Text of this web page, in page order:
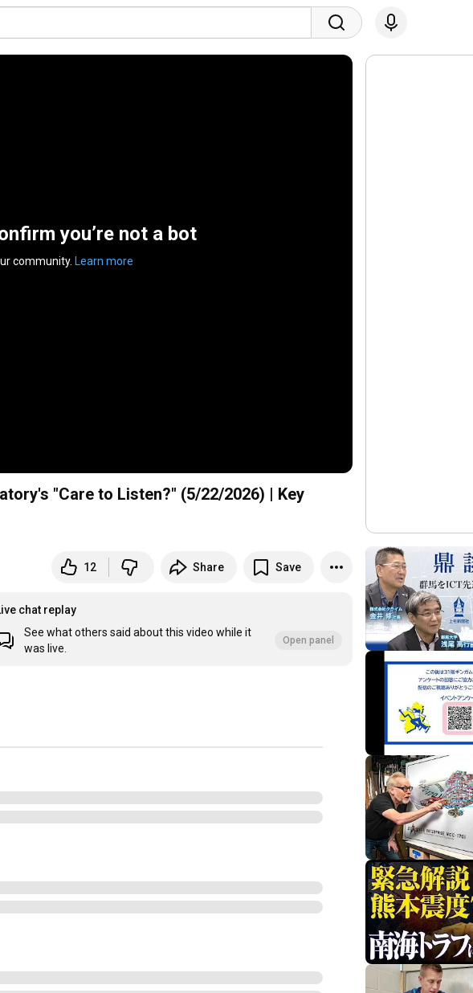
you’re not a bot
community. Learn more
"Care to Listen?" (5/22/2026) | Key
12 Share Save
テクノロジー
chat replay
See what others said about this video while it
was live.
Open panel